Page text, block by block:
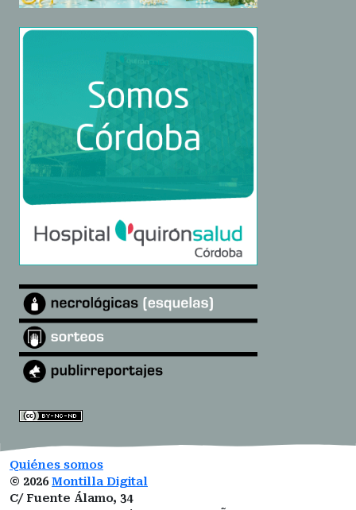
Quiénes somos
© 2026 Montilla Digital
C/ Fuente Álamo, 34